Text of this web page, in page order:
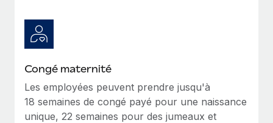
En savoir plus
Congé maternité
Les employées peuvent prendre jusqu'à
18 semaines de congé payé pour une naissance
unique, 22 semaines pour des jumeaux et